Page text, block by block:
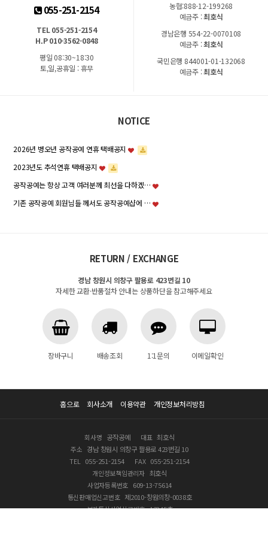
055-251-2154
TEL 055-251-2154
H.P 010-3562-0848
평일 08:30~18:30
토,일,공휴일 : 휴무
농협:888-12-199268
예금주 :최호식
경남은행 554-22-0070108
예금주 :최호식
국민은행 844001-01-132068
예금주 :최호식
NOTICE
2026년 병오년 공작공예 연휴 택배공지
2023년도 추석연휴 택배공지
공작공예는 항상 고객 여러분께 최선을 다하겠…
기존 공작공예 회원님들 께서도 공작공예샵에 …
RETURN / EXCHANGE
경남 창원시 의창구 팔용로 423번길 10
자세한 교환·반품절차 안내는 상품하단을 참고해주세요
장바구니 배송조회 1:1문의 이메일확인
홈으로 회사소개 이용약관 개인정보처리방침
회사명 공작공예 대표 최호식
주소 경남 창원시 의창구 팔용로 423번길 10
TEL
055-251-2154 FAX 055-251-2154
개인정보책임관리자 최호식
사업자등록번호 609-13-75614
통신판매업신고번호 제2010-창원의창-0038호
부가통신사업신고번호 12345호